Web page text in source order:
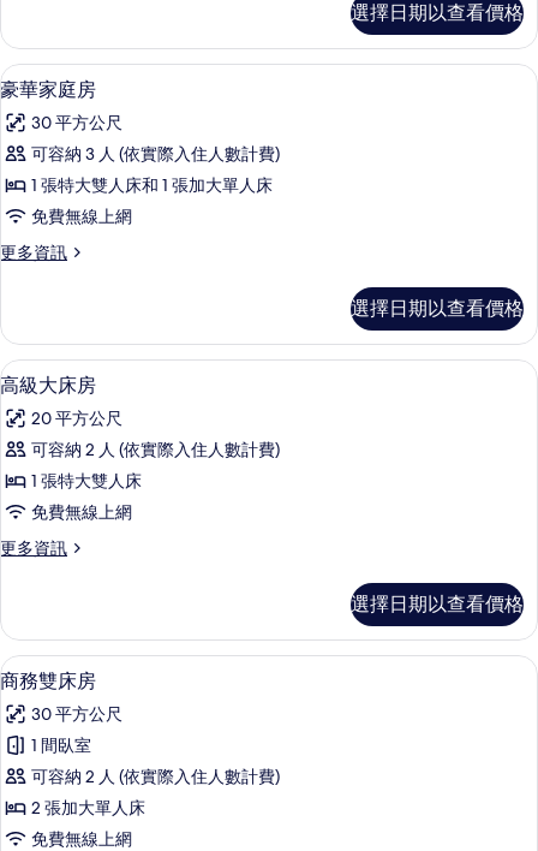
所
有
相
片
雙
床
房
詳
情
選擇日期以查看價格
顯
示
豪
華
家
房
所
有
相
片
羽絨被、舒適加層、迷你吧、客房內保
5
豪華家庭房
30 平方公尺
可容納 3 人 (依實際入住人數計費)
1 張特大雙人床和 1 張加大單人床
免費無線上網
更多資訊
更
家
庭
房
詳
情
選擇日期以查看價格
顯
示
高
級
大
房
所
有
相
片
羽絨被、舒適加層、迷你吧、客房內保
5
高級大床房
20 平方公尺
可容納 2 人 (依實際入住人數計費)
1 張特大雙人床
免費無線上網
更多資訊
更
大
床
房
詳
情
選擇日期以查看價格
顯
示
商
務
雙
床
羽絨被、舒適加層、迷你吧、客房內保
7
商務雙床房
30 平方公尺
1 間臥室
可容納 2 人 (依實際入住人數計費)
2 張加大單人床
免費無線上網